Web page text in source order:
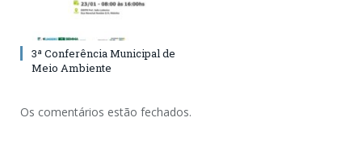
3ª Conferência Municipal de
Meio Ambiente
Os comentários estão fechados.